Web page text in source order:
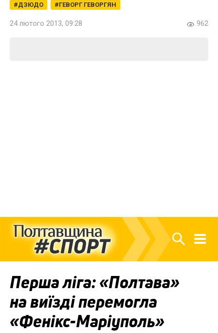
ДЗЮДО ГЕВОРГ ГЕВОРГЯН
24 лютого 2013, 09:28 962
Перша ліга: «Полтава»
на виїзді перемогла
«Фенікс-Маріуполь»